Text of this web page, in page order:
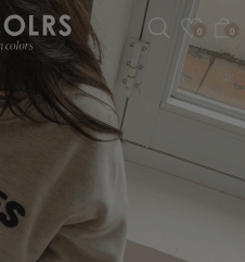
관심
0 0
검색